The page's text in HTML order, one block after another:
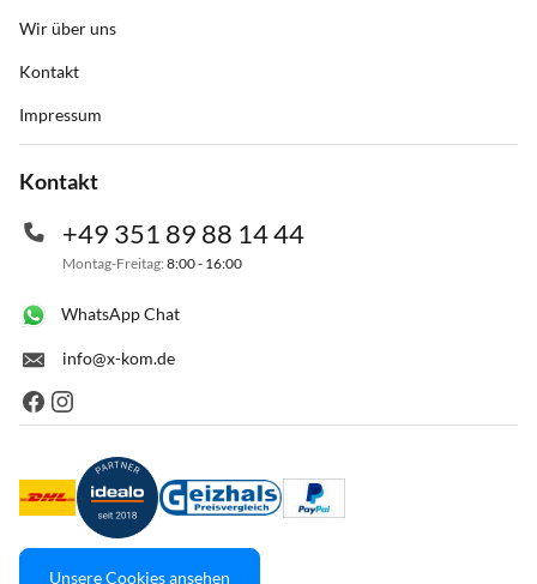
Wir über uns
Kontakt
Impressum
Kontakt
+49 351 89 88 14 44
Montag-Freitag: 8:00 - 16:00
WhatsApp Chat
info@x-kom.de
Unsere Cookies ansehen